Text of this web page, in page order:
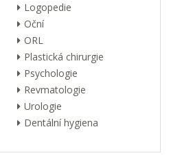
Logopedie
Oční
ORL
Plastická chirurgie
Psychologie
Revmatologie
Urologie
Dentální hygiena